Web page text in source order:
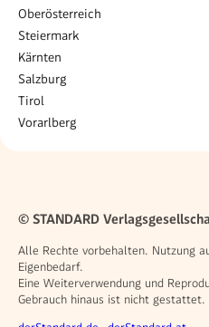
Oberösterreich
Steiermark
Kärnten
Salzburg
Tirol
Vorarlberg
© STANDARD
Alle Rechte vorbehalten. Nutzung
Eigenbedarf.
Eine Weiterverwendung und
Gebrauch hinaus ist nicht gestattet.